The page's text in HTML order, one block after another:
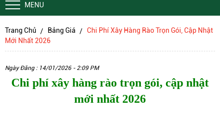
MENU
Trang Chủ Bảng Giá
Chi Phí Xây Hàng Rào Trọn Gói, Cập Nhật
Mới Nhất 2026
Ngày Đăng : 14/01/2026 - 2:09 PM
Chi phí xây hàng rào trọn gói, cập nhật
mới nhất 2026